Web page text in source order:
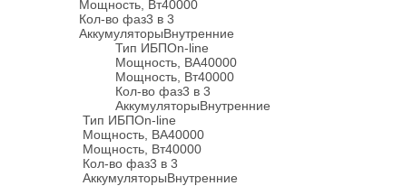
Мощность, Вт40000
Кол-во фаз3 в 3
АккумуляторыВнутренние
Тип ИБПOn-line
Мощность, ВА40000
Мощность, Вт40000
Кол-во фаз3 в 3
АккумуляторыВнутренние
Тип ИБПOn-line
Мощность, ВА40000
Мощность, Вт40000
Кол-во фаз3 в 3
АккумуляторыВнутренние